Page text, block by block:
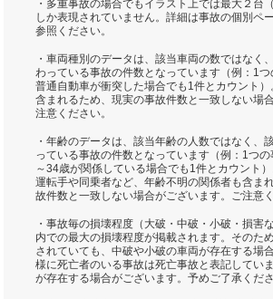
・多重事故の場合でもイラスト上では最大２台
しか表現されていません。詳細は事故の個別ペ
参照ください。
・車両種別のデータは、該当車両の数ではなく
わっている事故の件数となっています（例：1
普通自動車が衝突した場合でも1件とカウント
含まれるため、現実の事故件数と一致しない場
注意ください。
・年齢のデータは、該当年齢の人数ではなく、
っている事故の件数となっています（例：1つ
～34歳が関係している場合でも1件とカウント
運転手や同乗者など、年齢不明の関係者も含ま
故件数と一致しない場合がございます。ご注意く
・事故毎の損壊程度（大破・中破・小破・損害
内での最大の損壊程度が掲載されます。そのた
されていても、中破や小破の車両が存在する場
様に死亡者のいる事故は死亡事故と表記してい
が存在する場合がございます。予めご了承くださ